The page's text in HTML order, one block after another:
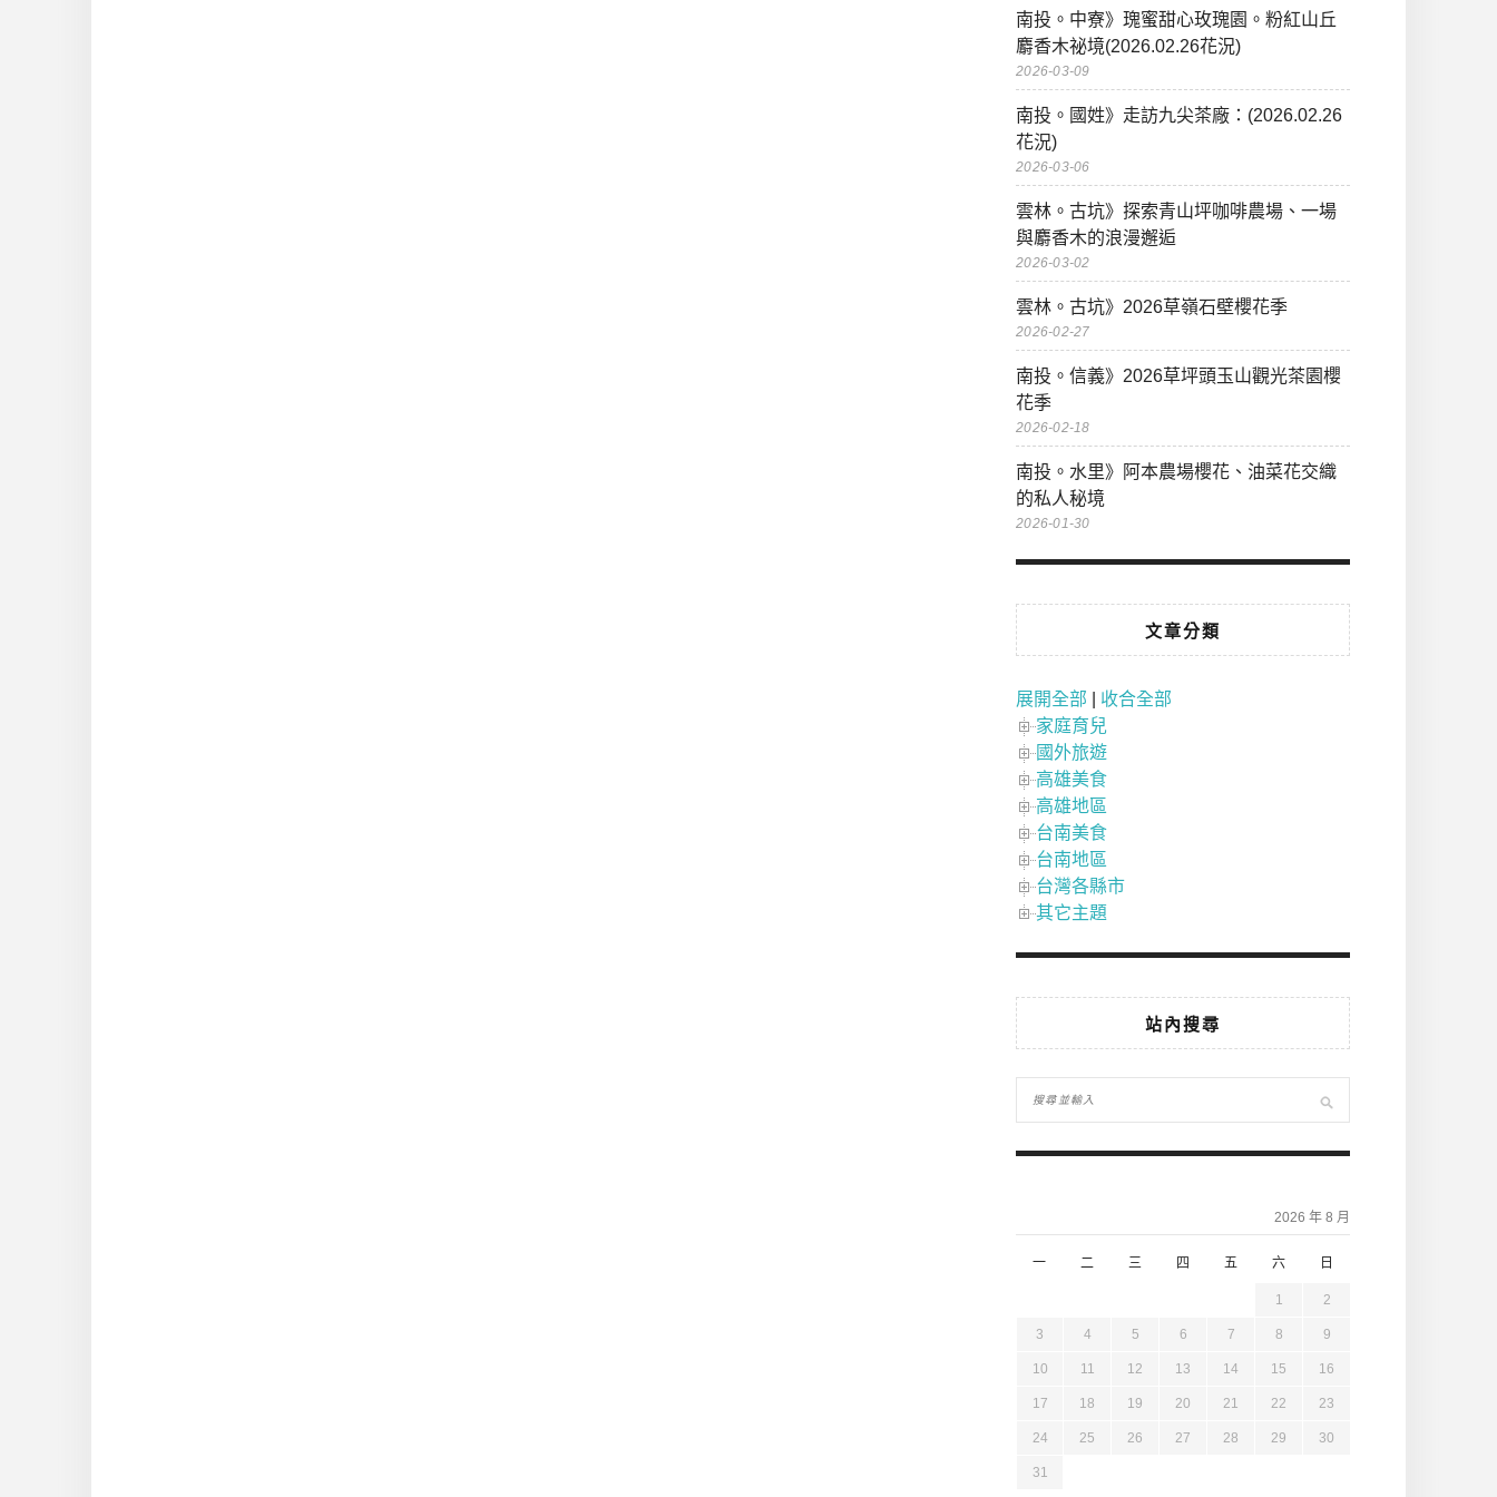
南投。中寮》瑰蜜甜心玫瑰園。粉紅山丘
麝香木祕境(2026.02.26花況)
2026-03-09
南投。國姓》走訪九尖茶廠：(2026.02.26
花況)
2026-03-06
雲林。古坑》探索青山坪咖啡農場、一場
與麝香木的浪漫邂逅
2026-03-02
雲林。古坑》2026草嶺石壁櫻花季
2026-02-27
南投。信義》2026草坪頭玉山觀光茶園櫻
花季
2026-02-18
南投。水里》阿本農場櫻花、油菜花交織
的私人秘境
2026-01-30
文章分類
展開全部
收合全部
家庭育兒
國外旅遊
高雄美食
高雄地區
台南美食
台南地區
台灣各縣市
其它主題
站內搜尋
2026 年 8 月
一 二 三 四 五 六 日
1 2
3 4 5 6 7 8 9
10 11 12 13 14 15 16
17 18 19 20 21 22 23
24 25 26 27 28 29 30
31